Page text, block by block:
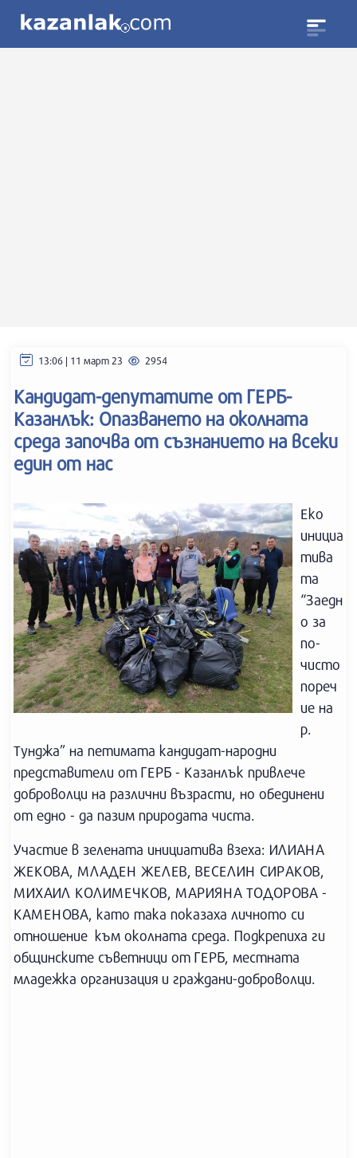
13:06 | 11 март 23 2954
Кандидат-депутатите от ГЕРБ-
Казанлък: Опазването на околната
среда започва от съзнанието на всеки
един от нас
Еко
инициа
тива
та
“Заедн
о за
по-
чисто
пореч
ие на
р.
Тунджа” на петимата кандидат-народни
представители от ГЕРБ - Казанлък привлече
доброволци на различни възрасти, но обединени
от едно - да пазим природата чиста.
Участие в зелената инициатива взеха: ИЛИАНА
ЖЕКОВА, МЛАДЕН ЖЕЛЕВ, ВЕСЕЛИН СИРАКОВ,
МИХАИЛ КОЛИМЕЧКОВ, МАРИЯНА ТОДОРОВА -
КАМЕНОВА, като така показаха личното си
отношение към околната среда. Подкрепиха ги
общинските съветници от ГЕРБ, местната
младежка организация и граждани-доброволци.